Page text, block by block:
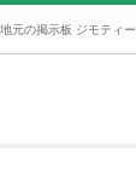
地元の掲示板 ジモティー